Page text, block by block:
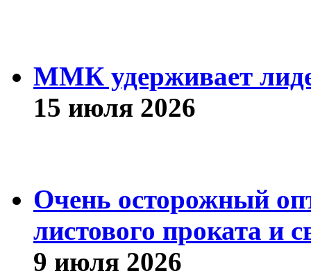
ММК удерживает
15 июля 2026
Очень осторожный
листового проката и
9 июля 2026